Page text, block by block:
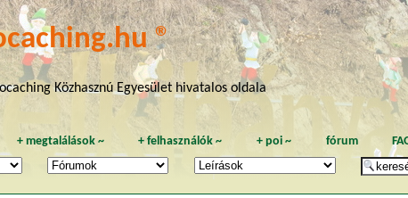
®
Közhasznú Egyesület hivatalos oldala
+ megtalálások~ +felhasználók ~ + poi~ fórum